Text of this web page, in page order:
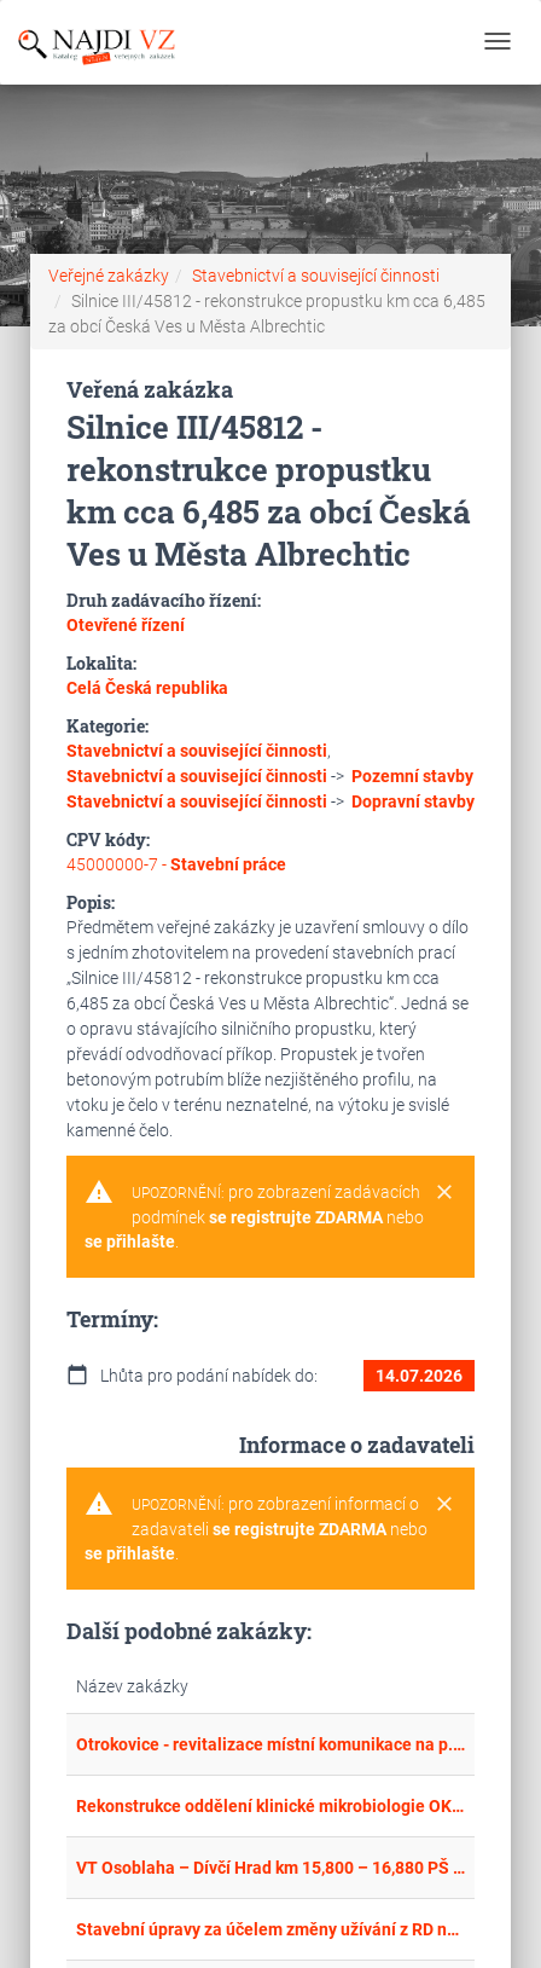
Veřejné zakázky
Stavebnictví a související činnosti
Silnice III/45812 - rekonstrukce propustku km cca 6,485
za obcí Česká Ves u Města Albrechtic
Veřená zakázka
Silnice III/45812 -
rekonstrukce propustku
km cca 6,485 za obcí Česká
Ves u Města Albrechtic
Druh zadávacího řízení:
Otevřené řízení
Lokalita:
Celá Česká republika
Kategorie:
Stavebnictví a související činnosti,
Stavebnictví a související činnosti -> Pozemní stavby
Stavebnictví a související činnosti -> Dopravní stavby
CPV kódy:
45000000-7 -Stavební práce
Popis:
Předmětem veřejné zakázky je uzavření smlouvy o dílo
s jedním zhotovitelem na provedení stavebních prací
„Silnice III/45812 - rekonstrukce propustku km cca
6,485 za obcí Česká Ves u Města Albrechtic“. Jedná se
o opravu stávajícího silničního propustku, který
převádí odvodňovací příkop. Propustek je tvořen
betonovým potrubím blíže nezjištěného profilu, na
vtoku je čelo v terénu neznatelné, na výtoku je svislé
kamenné čelo.
warning clear
UPOZORNĚNÍ: pro zobrazení zadávacích
podmínekse registrujte ZDARMAnebo
se přihlašte.
Termíny:
calendar_today Lhůta pro podání nabídek do: 14.07.2026
Informace o zadavateli
warning clear
UPOZORNĚNÍ: pro zobrazení informací o
zadavateli se registrujte ZDARMAnebo
se přihlašte.
Další podobné zakázky:
Název zakázky
Otrokovice - revitalizace místní komunikace na p. č. 439/2 (za OD)
Rekonstrukce oddělení klinické mikrobiologie OKM
VT Osoblaha – Dívčí Hrad km 15,800 – 16,880 PŠ 2024, stavba č. 8914
Stavební úpravy za účelem změny užívání z RD na dětskou skupinu v obci Tuřany - Dokončení